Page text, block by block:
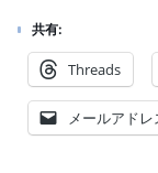
共有:
Threads
メールアドレ